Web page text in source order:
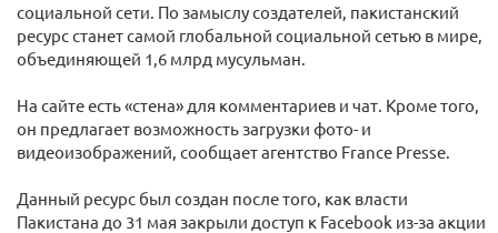
социальной сети. По замыслу создателей, пакистанский
ресурс станет самой глобальной социальной сетью в мире,
объединяющей 1,6 млрд мусульман.
На сайте есть «стена» для комментариев и чат. Кроме того,
он предлагает возможность загрузки фото- и
видеоизображений, сообщает агентство France Presse.
Данный ресурс был создан после того, как власти
Пакистана до 31 мая закрыли доступ к Facebook из-за акции